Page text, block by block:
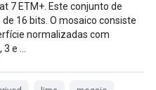
7 ETM+. Este conjunto de
16 bits. O mosaico consiste
normalizadas com
e …